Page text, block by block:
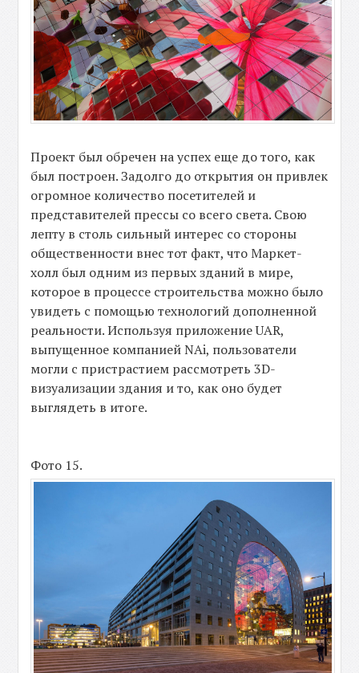
Проект был обречен на успех еще до того, как
был построен. Задолго до открытия он привлек
огромное количество посетителей и
представителей прессы со всего света. Свою
лепту в столь сильный интерес со стороны
общественности внес тот факт, что Маркет-
холл был одним из первых зданий в мире,
которое в процессе строительства можно было
увидеть с помощью технологий дополненной
реальности. Используя приложение UAR,
выпущенное компанией NAi, пользователи
могли с пристрастием рассмотреть 3D-
визуализации здания и то, как оно будет
выглядеть в итоге.
Фото 15.